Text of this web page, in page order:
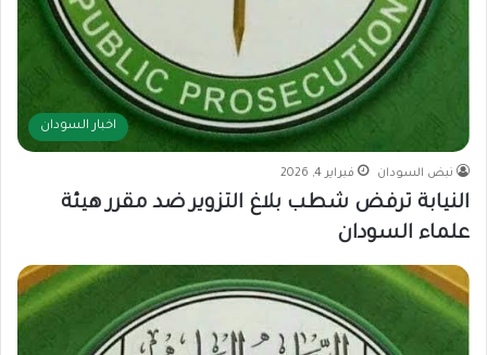
اخبار السودان
نبض السودان فبراير 4, 2026
النيابة ترفض شطب بلاغ التزوير ضد مقرر هيئة
علماء السودان